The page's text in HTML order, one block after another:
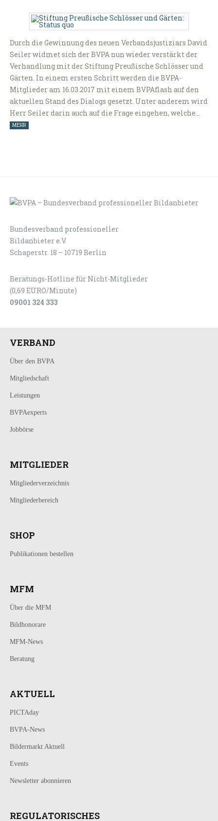
Durch die Gewinnung des neuen Verbandsjustiziars David
Seiler widmet sich der BVPA nun wieder verstärkt der
Verhandlung mit der Stiftung Preußische Schlösser und
Gärten. In einem ersten Schritt werden die BVPA-
Mitglieder am 16.03.2017 mit einem BVPAflash auf den
aktuellen Stand des Dialogs gesetzt. Unter anderem wird
Herr Seiler darin auch auf die Frage eingehen, welche…
MEHR
Bundesverband professioneller
Bildanbieter e.V.
Schaperstr. 18 – 10719 Berlin
Beratungs-Hotline für Nicht-Mitglieder
(0,69 EURO/Minute)
09001 324 333
VERBAND
Über den BVPA
Mitgliedschaft
Leistungen
BVPAexperts
Jobbörse
MITGLIEDER
Mitgliederverzeichnis
Mitgliederbereich
SHOP
Publikationen bestellen
MFM
Über die MFM
Bildhonorare
MFM-News
Beratung
AKTUELL
PICTAday
BVPA-News
Bildermarkt Aktuell
Events
Newsletter abonnieren
REGULATORISCHES